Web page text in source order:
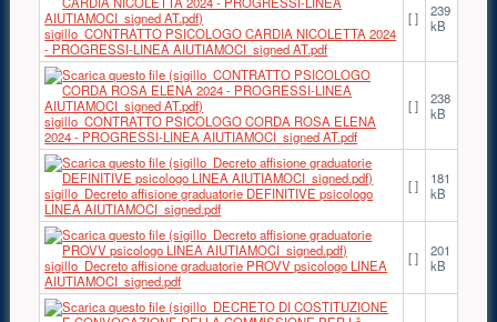
sigillo_CONTRATTO PSICOLOGO CARDIA NICOLETTA 2024
- PROGRESSI-LINEA AIUTIAMOCI_signed AT.pdf
[ ]
239
kB
sigillo_CONTRATTO PSICOLOGO CORDA ROSA ELENA
2024 - PROGRESSI-LINEA AIUTIAMOCI_signed AT.pdf
[ ]
238
kB
sigillo_Decreto affisione graduatorie DEFINITIVE psicologo
LINEA AIUTIAMOCI_signed.pdf
[ ]
181
kB
sigillo_Decreto affisione graduatorie PROVV psicologo LINEA
AIUTIAMOCI_signed.pdf
[ ]
201
kB